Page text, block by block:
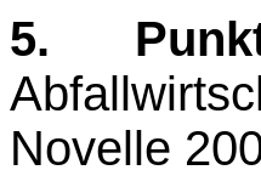
5.
Novelle